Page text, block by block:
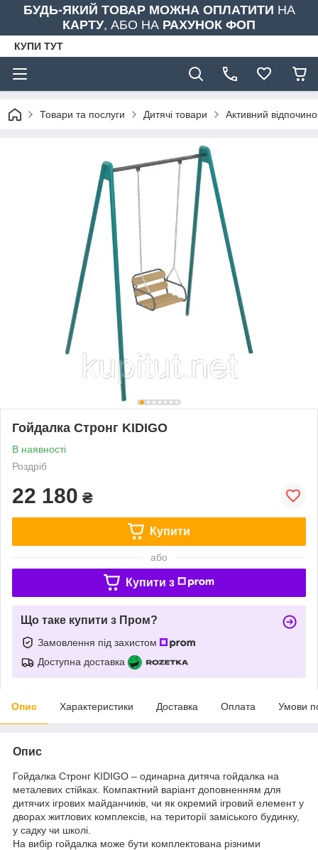
БУДЬ-ЯКИЙ ТОВАР МОЖНА ОПЛАТИТИ НА
КАРТУ, АБО НА РАХУНОК ФОП
КУПИ ТУТ
Товари та послуги Дитячі товари Активний
Гойдалка Стронг KIDIGO
В наявності
Роздріб
22 180 ₴
Купити
або
Купити з
Що таке купити з Пром?
Замовлення під захистом
Доступна доставка
Опис Характеристики Доставка Оплата Умови
Опис
Гойдалка Стронг KIDIGO – одинарна дитяча гойдалка на
металевих стійках. Компактний варіант доповненням для
дитячих ігрових майданчиків, чи як окремий ігровий елемент у
дворах житлових комплексів, на території заміського будинку,
у садку чи школі.
На вибір гойдалка може бути комплектована різними